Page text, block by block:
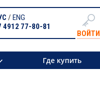
/ ENG
4912 77-80-81
ВОЙТИ
Где купить